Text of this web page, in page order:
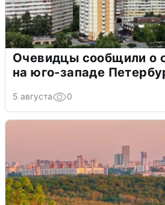
Очевидцы сообщили о
на юго-западе
5 августа 0